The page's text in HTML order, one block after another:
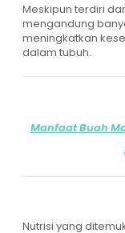
Meskipun terdiri
mengandung
meningkatkan
dalam tubuh.
Manfaat Buah
Nutrisi yang